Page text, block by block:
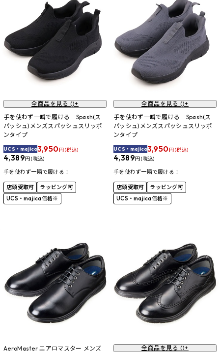
全商品を見る ()+
手を使わず一瞬で履ける Spash(ス
パッシュ)メンズスパッシュスリッポ
ンタイプ
UCS・majica3,950円 (税込)
4,389円 (税込)
手を使わず一瞬で履ける！
店頭受取可
ラッピング可
UCS・majica価格※
全商品を見る ()+
手を使わず一瞬で履ける Spash(ス
パッシュ)メンズスパッシュスリッポ
ンタイプ
UCS・majica3,950円 (税込)
4,389円 (税込)
手を使わず一瞬で履ける！
店頭受取可
ラッピング可
UCS・majica価格※
AeroMaster エアロマスター メンズ
全商品を見る ()+